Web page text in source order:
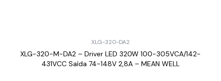
XLG-320-DA2
XLG-320-M-DA2 – Driver LED 320W 100-305VCA/142-
431VCC Saída 74-148V 2,8A – MEAN WELL